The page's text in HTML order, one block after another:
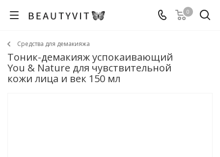
0
Средства для демакияжа
Тоник-демакияж успокаивающий
You & Nature для чувствительной
кожи лица и век 150 мл